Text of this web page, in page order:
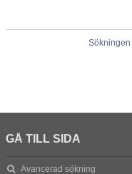
Sökningen
GÅ TILL SIDA
Avancerad sökning